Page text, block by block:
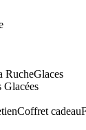
RucheGlaces
Glacées
Coffret cadeau